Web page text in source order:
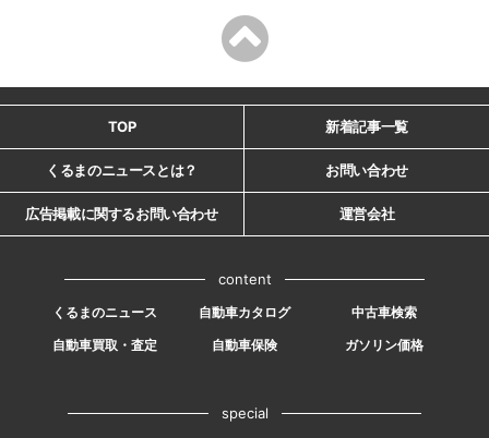
TOP 新着記事一覧
くるまのニュースとは？ お問い合わせ
広告掲載に関するお問い合わせ 運営会社
content
くるまのニュース 自動車カタログ
中古車検索
自動車買取・査定
自動車保険 ガソリン価格
special